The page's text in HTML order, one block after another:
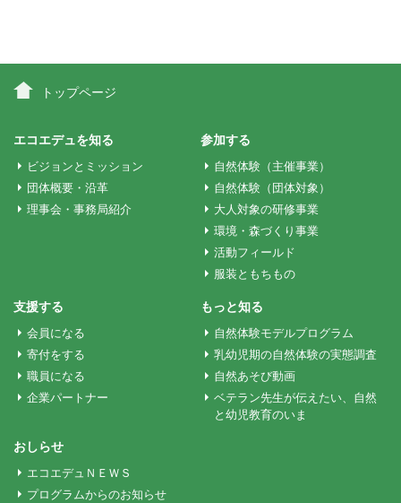
ビ
ゲ
ー
ョ
ン
トップページ
エコエデュを知る
ビジョンとミッション
団体概要・沿革
理事会・事務局紹介
参加する
自然体験（主催事業）
自然体験（団体対象）
大人対象の研修事業
環境・森づくり事業
活動フィールド
服装ともちもの
支援する
会員になる
寄付をする
職員になる
企業パートナー
もっと知る
自然体験モデルプログラム
乳幼児期の自然体験の実態調査
自然あそび動画
ベテラン先生が伝えたい、自然
と幼児教育のいま
おしらせ
エコエデュＮＥＷＳ
プログラムからのお知らせ